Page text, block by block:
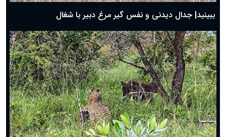
ببینید| جدال دیدنی و نفس گیر مرغ دبیر با شغال